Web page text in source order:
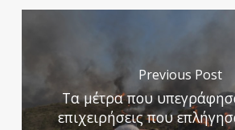
Previous Post
Τα μέτρα που
επιχειρήσεις που